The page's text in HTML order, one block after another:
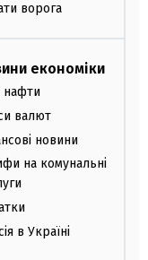
ворога
економіки
нафти
валют
новини
на комунальні
в Україні